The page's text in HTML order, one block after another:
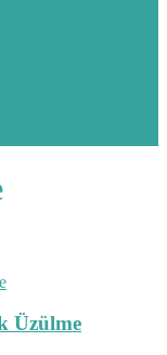
Üzülme